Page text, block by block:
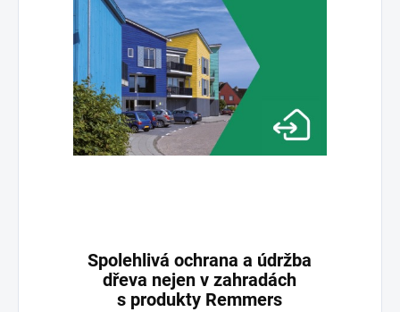
Spolehlivá ochrana a údržba
dřeva nejen v zahradách
s produkty Remmers